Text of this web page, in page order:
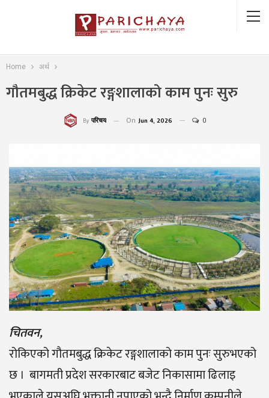
Home अर्थ
गौतमबुद्ध क्रिकेट रङ्गशालाको काम पुनः सुरु
By परिचय On Jun 4, 2026 0
चितवन,
रोकिएको गौतमबुद्ध क्रिकेट रङ्गशालाको काम पुनः सुरुभएको
छ । बागमती प्रदेश सरकारबाट बजेट निकासामा ढिलाइ